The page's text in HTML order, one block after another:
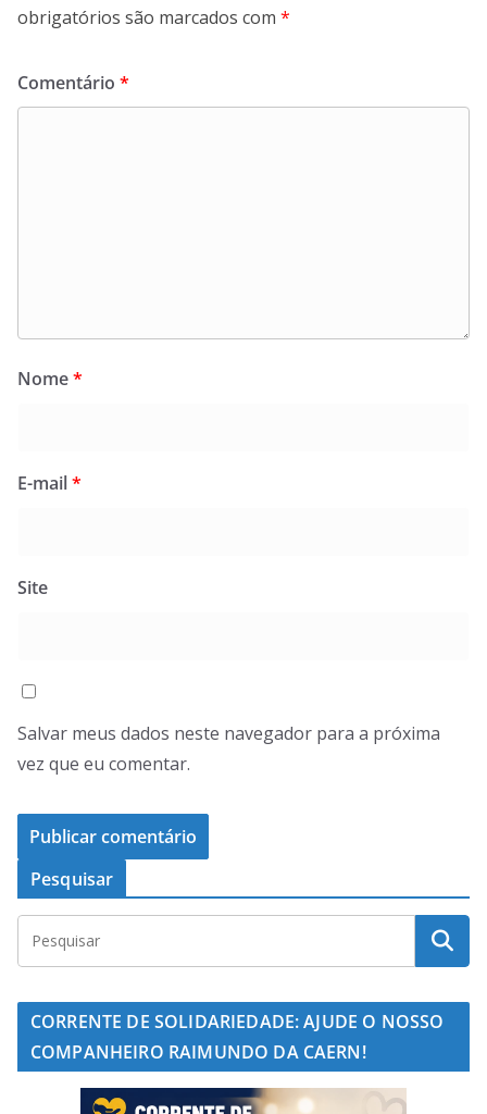
obrigatórios são marcados com *
Comentário *
Nome*
E-mail*
Site
Salvar meus dados neste navegador para a próxima
vez que eu comentar.
Pesquisar
CORRENTE DE SOLIDARIEDADE: AJUDE O NOSSO
COMPANHEIRO RAIMUNDO DA CAERN!